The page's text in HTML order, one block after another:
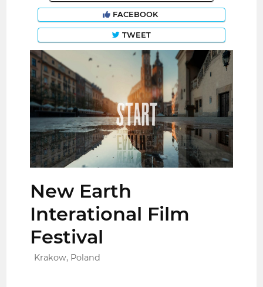
FACEBOOK
TWEET
New Earth
Interational Film
Festival
Krakow, Poland